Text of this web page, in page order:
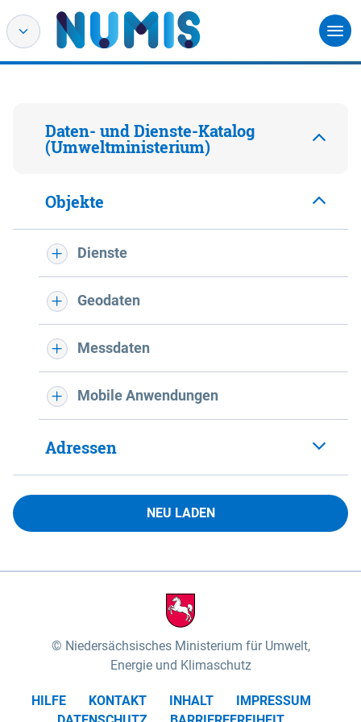
Daten- und Dienste-Katalog
(Umweltministerium)
Objekte
Dienste
Geodaten
Messdaten
Mobile Anwendungen
Adressen
NEU LADEN
Niedersächsisches Ministerium für Umwelt,
Energie und Klimaschutz
HILFE KONTAKT INHALT
IMPRESSUM